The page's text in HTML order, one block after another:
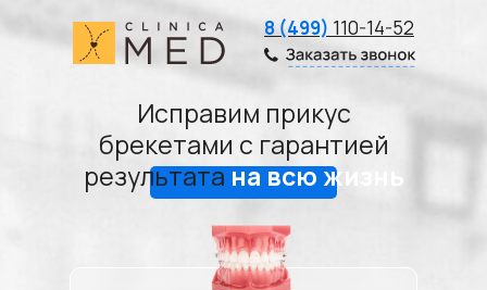
Исправим прикус
брекетами с гарантией
результатана всю жизнь
8 (499) 110-14-52